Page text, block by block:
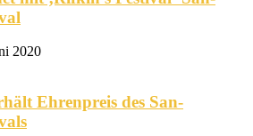
2020
Ehrenpreis des San-